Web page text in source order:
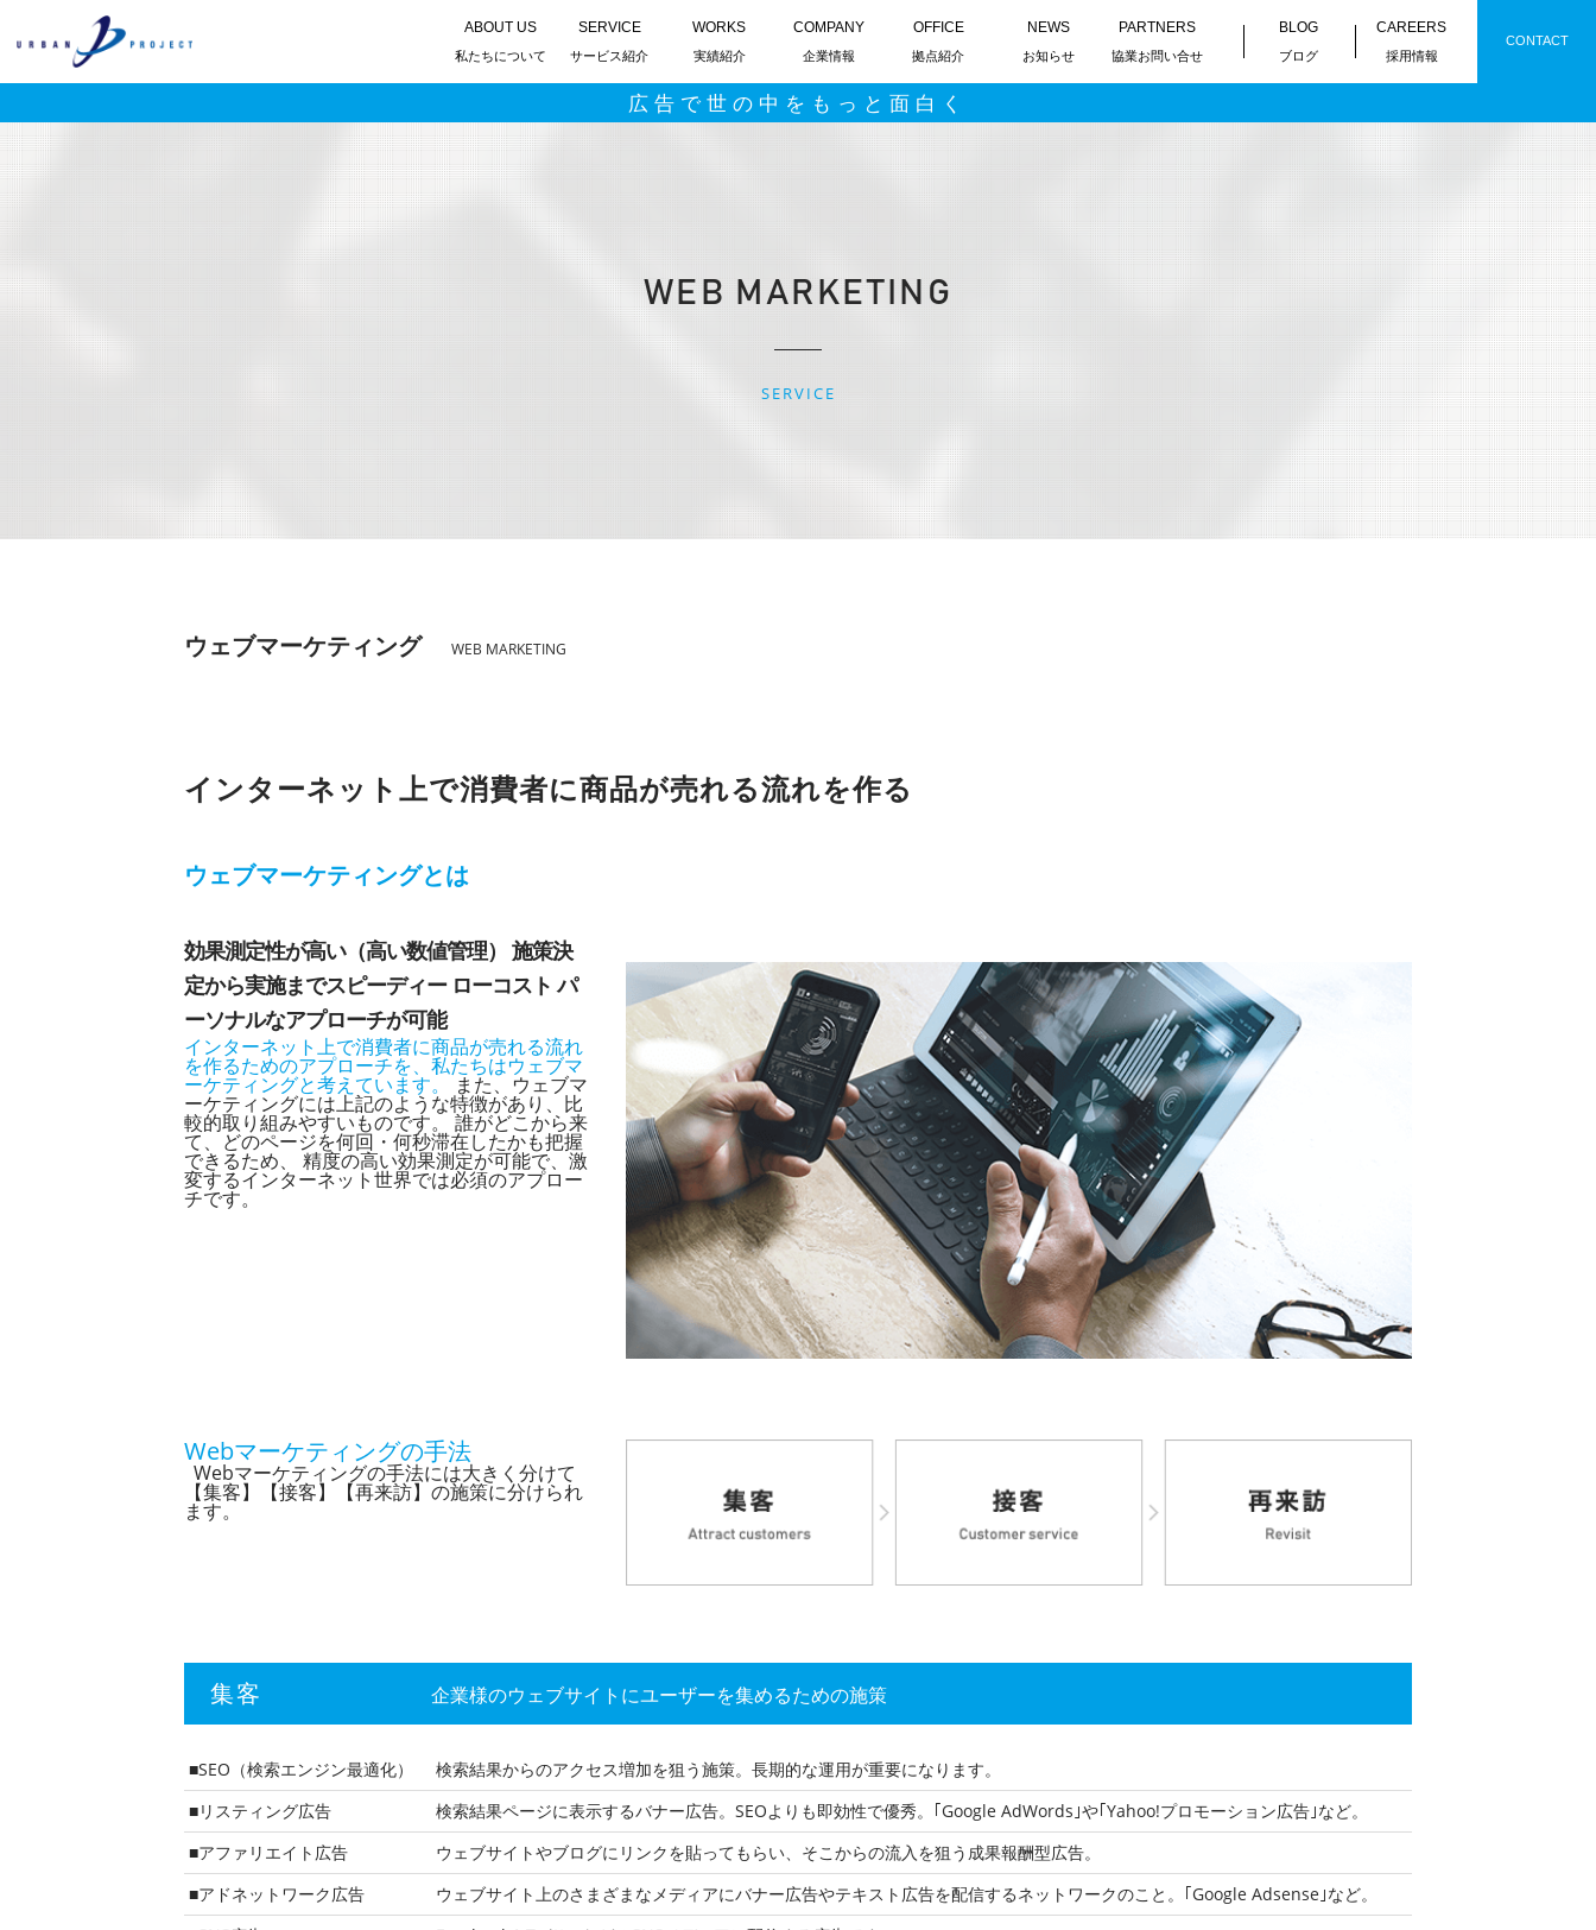
私たちについて
ABOUT US
サービス紹介
SERVICE
実績紹介
WORKS
企業情報
COMPANY
拠点紹介
OFFICE
お知らせ
NEWS
協業お問い合せ
PARTNERS
ブログ
BLOG
採用情報
CAREERS
CONTACT
広告で世の中をもっと面白く
WEB MARKETING
SERVICE
ウェブマーケティング WEB MARKETING
インターネット上で消費者に商品が売れる流れを作る
ウェブマーケティングとは
効果測定性が高い（高い数値管理） 施策決
定から実施までスピーディー ローコスト パ
ーソナルなアプローチが可能
インターネット上で消費者に商品が売れる流れ
を作るためのアプローチを、私たちはウェブマ
ーケティングと考えています。 また、ウェブマ
ーケティングには上記のような特徴があり、比
較的取り組みやすいものです。 誰がどこから来
て、どのページを何回・何秒滞在したかも把握
できるため、 精度の高い効果測定が可能で、激
変するインターネット世界では必須のアプロー
チです。
Webマーケティングの手法
Webマーケティングの手法には大きく分けて
【集客】【接客】【再来訪】の施策に分けられ
ます。
集客 企業様のウェブサイトにユーザーを集めるための施策
■SEO（検索エンジン最適化）
検索結果からのアクセス増加を狙う施策。長期的な運用が重要になります。
■リスティング広告
検索結果ページに表示するバナー広告。SEOよりも即効性で優秀。｢Google AdWords｣や｢Yahoo!プロモーション広告｣など。
■アファリエイト広告
ウェブサイトやブログにリンクを貼ってもらい、そこからの流入を狙う成果報酬型広告。
■アドネットワーク広告
ウェブサイト上のさまざまなメディアにバナー広告やテキスト広告を配信するネットワークのこと。｢Google Adsense｣など。